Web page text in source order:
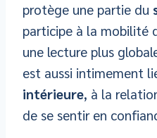
protège une partie du
participe à la mobilité
une lecture plus
est aussi intimement
intérieure, à la
de se sentir en